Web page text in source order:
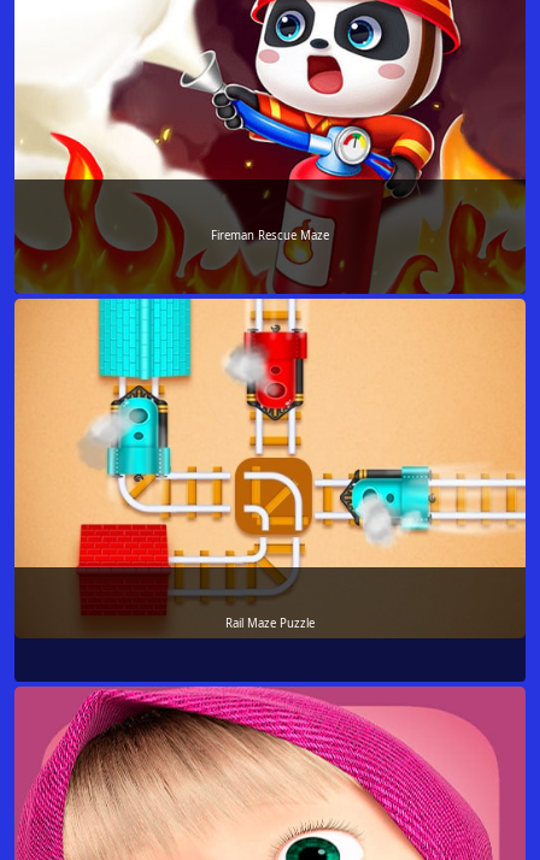
Fireman Rescue Maze
Rail Maze Puzzle